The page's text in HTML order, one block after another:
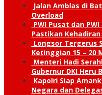
Jalan Amblas di
Overload
PWI Pusat dan
Pastikan
Longsor Tergerus
Ketinggian 15 – 20
Menteri Hadi
Gubernur DKI Heru
Kapolri Siap
Negara dan